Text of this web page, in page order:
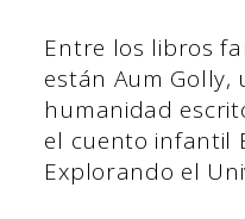
Entre los libros
están Aum Golly,
humanidad
el cuento infantil
Explorando el